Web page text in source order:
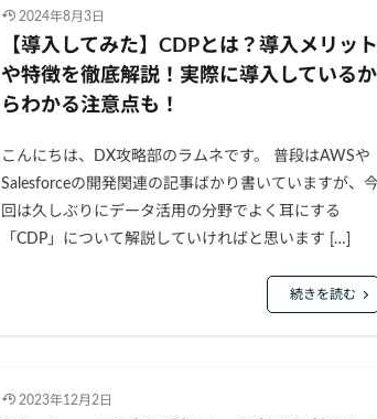
2024年8月3日
【導入してみた】CDPとは？導入メリット
や特徴を徹底解説！実際に導入しているか
らわかる注意点も！
こんにちは、DX攻略部のラムネです。 普段はAWSや
Salesforceの開発関連の記事ばかり書いていますが、
回は久しぶりにデータ活用の分野でよく耳にする
「CDP」について解説していければと思います […]
続きを読む
2023年12月2日